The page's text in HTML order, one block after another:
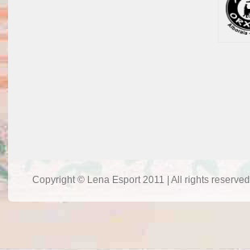
Copyright © Lena Esport 2011 | All rights reserved